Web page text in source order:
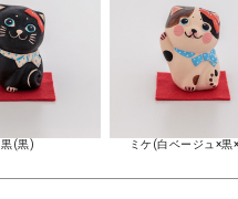
黒(黒) ミケ(白ベージュ×黒